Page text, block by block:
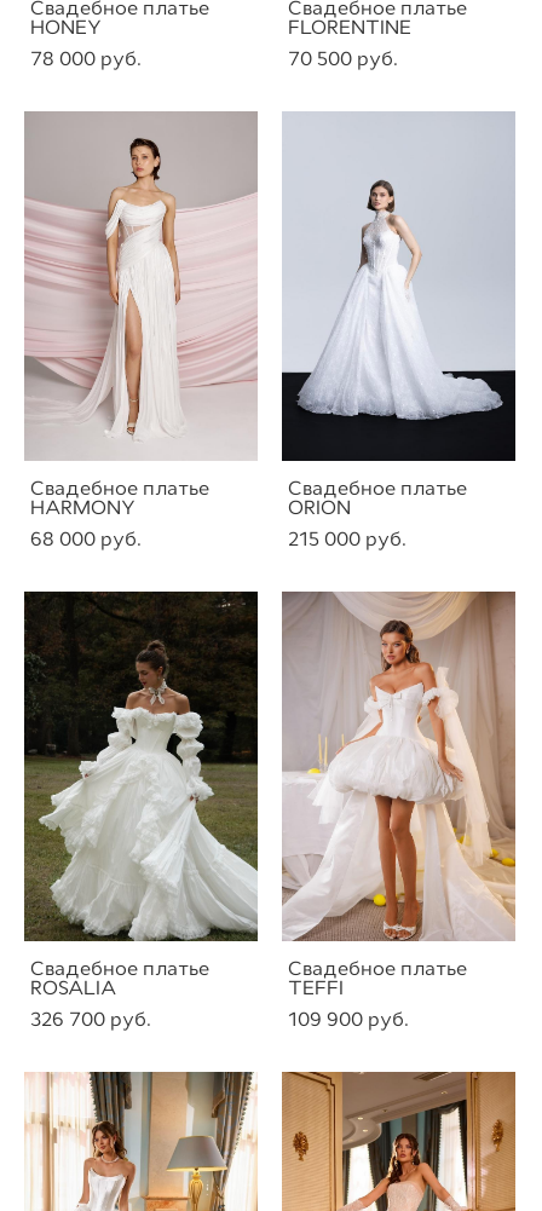
Свадебное платье
HONEY
78 000 pуб.
Свадебное платье
FLORENTINE
70 500 pуб.
Свадебное платье
HARMONY
68 000 pуб.
Свадебное платье
ORION
215 000 pуб.
Свадебное платье
ROSALIA
326 700 pуб.
Свадебное платье
TEFFI
109 900 pуб.